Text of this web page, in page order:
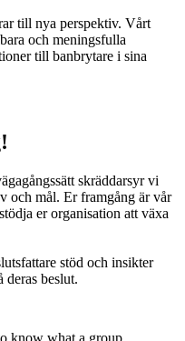
till nya perspektiv. Vårt
och meningsfulla
till banbrytare i sina
skräddarsyr vi
och mål. Er framgång är vår
er organisation att växa
stöd och insikter
deras beslut.